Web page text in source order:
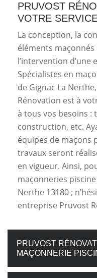
PRUVOST
VOTRE
La conception, la
éléments maçonnés
l’intervention d’une
Spécialistes en
de Gignac La
Rénovation est à
à tous vos besoins :
construction, etc.
équipes de maçons
travaux seront
en vigueur. Ainsi,
maçonneries
Nerthe 13180 ;
entreprise Pruvost
PRUVOST
MAÇONNERIE